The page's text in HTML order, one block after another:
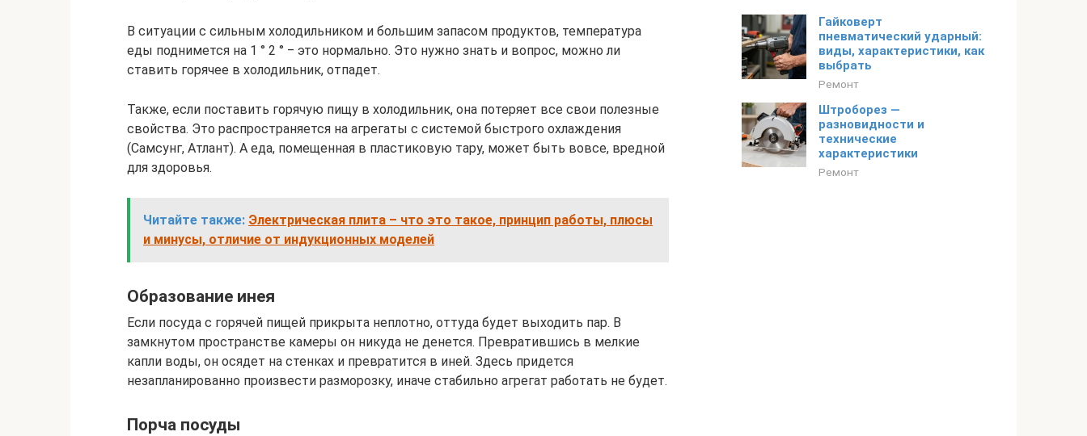
В ситуации с сильным холодильником и большим запасом продуктов, температура
еды поднимется на 1 ° 2 ° ‒ это нормально. Это нужно знать и вопрос, можно ли
ставить горячее в холодильник, отпадет.
Также, если поставить горячую пищу в холодильник, она потеряет все свои полезные
свойства. Это распространяется на агрегаты с системой быстрого охлаждения
(Самсунг, Атлант). А еда, помещенная в пластиковую тару, может быть вовсе, вредной
для здоровья.
Читайте также: Электрическая плита – что это такое, принцип работы, плюсы
и минусы, отличие от индукционных моделей
Образование инея
Если посуда с горячей пищей прикрыта неплотно, оттуда будет выходить пар. В
замкнутом пространстве камеры он никуда не денется. Превратившись в мелкие
капли воды, он осядет на стенках и превратится в иней. Здесь придется
незапланированно произвести разморозку, иначе стабильно агрегат работать не будет.
Порча посуды
Гайковерт
пневматический ударный:
виды, характеристики, как
выбрать
Ремонт
Штроборез —
разновидности и
технические
характеристики
Ремонт